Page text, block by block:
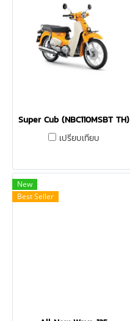
Super Cub (NBC110MSBT TH)
เปรียบเทียบ
New
Best Seller